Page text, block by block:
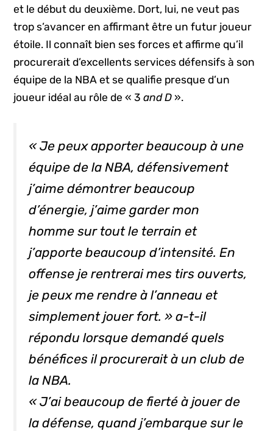
et le début du deuxième. Dort, lui, ne veut pas
trop s’avancer en affirmant être un futur joueur
étoile. Il connaît bien ses forces et affirme qu’il
procurerait d’excellents services défensifs à son
équipe de la NBA et se qualifie presque d’un
joueur idéal au rôle de « 3and D ».
« Je peux apporter beaucoup à une
équipe de la NBA, défensivement
j’aime démontrer beaucoup
d’énergie, j’aime garder mon
homme sur tout le terrain et
j’apporte beaucoup d’intensité. En
offense je rentrerai mes tirs ouverts,
je peux me rendre à l’anneau et
simplement jouer fort. » a-t-il
répondu lorsque demandé quels
bénéfices il procurerait à un club de
la NBA.
« J’ai beaucoup de fierté à jouer de
la défense, quand j’embarque sur le